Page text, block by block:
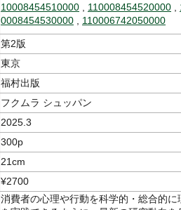
10008454510000
110008454520000
0008454530000
110006742050000
第2版
東京
福村出版
フクムラ シュッパン
2025.3
300p
21cm
¥2700
消費者の心理や行動を科学的・総合的